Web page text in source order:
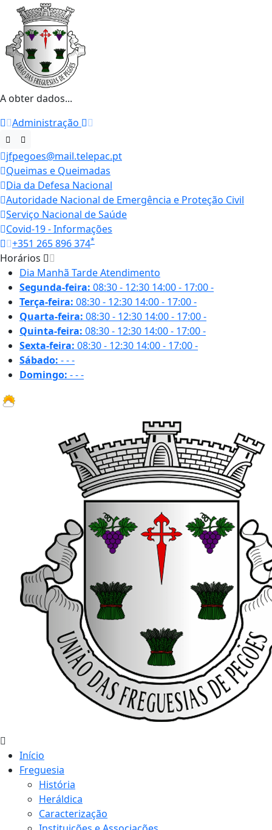
A obter dados...
Administração
jfpegoes@mail.telepac.pt
Queimas e Queimadas
Dia da Defesa Nacional
Autoridade Nacional de Emergência e Proteção Civil
Serviço Nacional de Saúde
Covid-19 - Informações
+351 265 896 374*
Horários
Dia Manhã TardeAtendimento
Segunda-feira: 08:30 - 12:30 14:00 - 17:00-
Terça-feira: 08:30 - 12:30 14:00 - 17:00-
Quarta-feira: 08:30 - 12:30 14:00 - 17:00-
Quinta-feira: 08:30 - 12:30 14:00 - 17:00-
Sexta-feira: 08:30 - 12:30 14:00 - 17:00-
Sábado: ---
Domingo: ---
Início
Freguesia
História
Heráldica
Caracterização